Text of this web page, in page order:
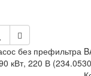
без префильтра
кВт, 220 В